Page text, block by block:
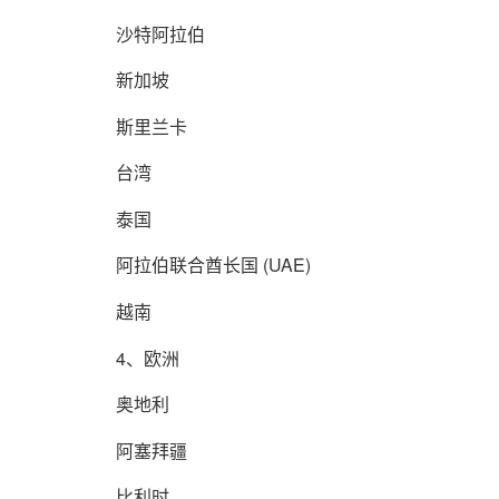
沙特阿拉伯
新加坡
斯里兰卡
台湾
泰国
阿拉伯联合酋长国 (UAE)
越南
4、欧洲
奥地利
阿塞拜疆